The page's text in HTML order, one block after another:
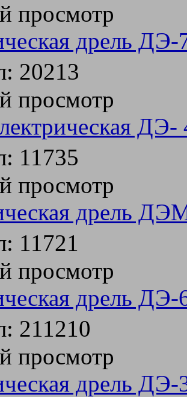
просмотр
дрель
20213
просмотр
11735
просмотр
дрель
11721
просмотр
дрель
211210
просмотр
дрель